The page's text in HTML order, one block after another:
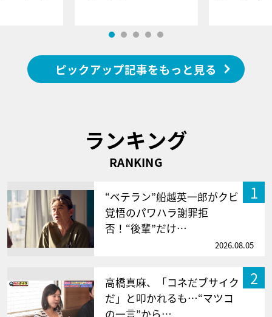
ピックアップ記事をもっと見る
ランキング
RANKING
1
“ベテラン”船越英一郎がクビ
覚悟のパワハラ謝罪拒
否！“後輩”だけ…
2026.08.05
2
高橋真麻、「コネだブサイク
だ」と叩かれるも…“マツコ
の一言”から…